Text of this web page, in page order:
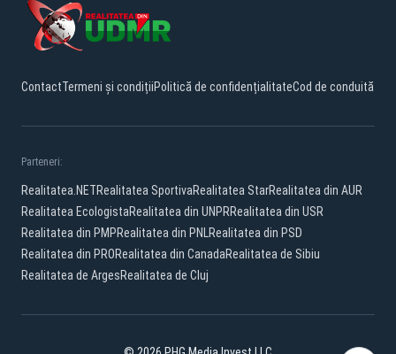
ContactTermeni și condițiiPolitică de confidențialitateCod de conduită
Parteneri:
Realitatea.NETRealitatea SportivaRealitatea StarRealitatea din AUR
Realitatea EcologistaRealitatea din UNPRRealitatea din USR
Realitatea din PMPRealitatea din PNLRealitatea din PSD
Realitatea din PRORealitatea din CanadaRealitatea de Sibiu
Realitatea de ArgesRealitatea de Cluj